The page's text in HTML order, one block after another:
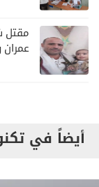
مقتل
عمران
أيضاً في